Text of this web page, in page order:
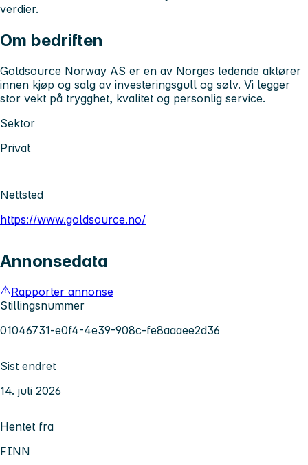
verdier.
Om bedriften
Goldsource Norway AS er en av Norges ledende aktører
innen kjøp og salg av investeringsgull og sølv. Vi legger
stor vekt på trygghet, kvalitet og personlig service.
Sektor
Privat
Nettsted
https://www.goldsource.no/
Annonsedata
Rapporter annonse
Stillingsnummer
01046731-e0f4-4e39-908c-fe8aaaee2d36
Sist endret
14. juli 2026
Hentet fra
FINN